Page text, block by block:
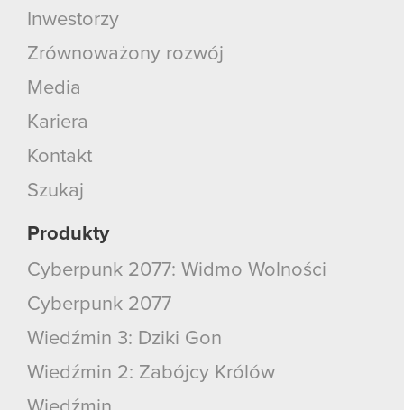
Inwestorzy
Zrównoważony rozwój
Media
Kariera
Kontakt
Szukaj
Produkty
Cyberpunk 2077: Widmo Wolności
Cyberpunk 2077
Wiedźmin 3: Dziki Gon
Wiedźmin 2: Zabójcy Królów